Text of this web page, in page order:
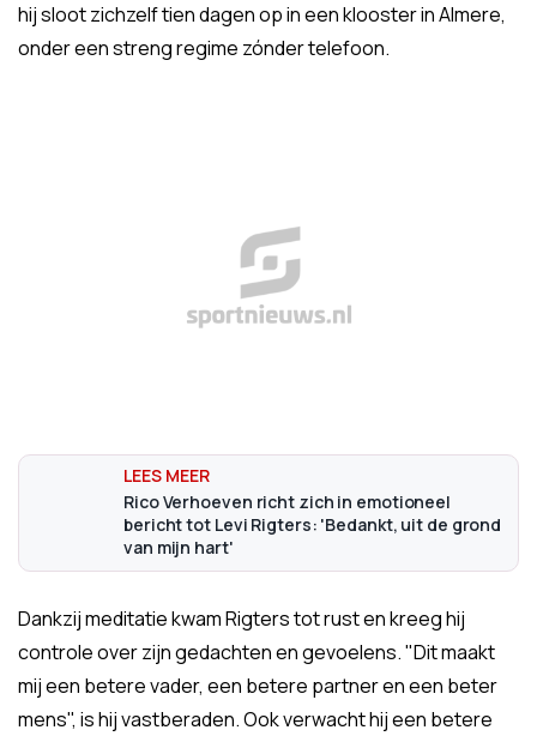
hij sloot zichzelf tien dagen op in een klooster in Almere,
onder een streng regime zónder telefoon.
Rico Verhoeven richt zich in emotioneel
bericht tot Levi Rigters: 'Bedankt, uit de grond
van mijn hart'
Dankzij meditatie kwam Rigters tot rust en kreeg hij
controle over zijn gedachten en gevoelens. "Dit maakt
mij een betere vader, een betere partner en een beter
mens", is hij vastberaden. Ook verwacht hij een betere